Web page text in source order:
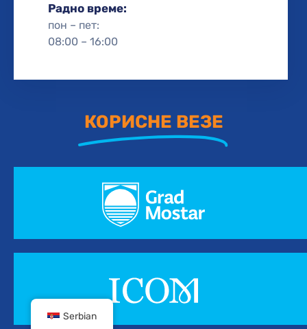
Радно време:
пон – пет:
08:00 – 16:00
КОРИСНЕ ВЕЗЕ
Serbian